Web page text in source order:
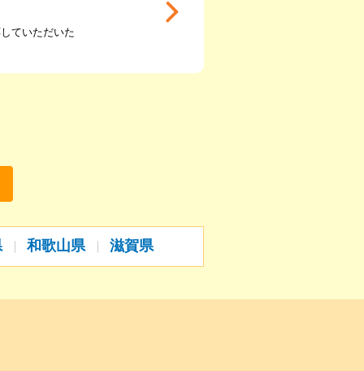
ていただいた
和歌山県 滋賀県